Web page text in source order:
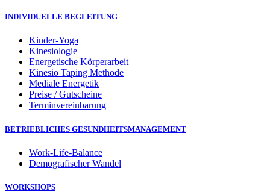
INDIVIDUELLE BEGLEITUNG
Kinder-Yoga
Kinesiologie
Energetische Körperarbeit
Kinesio Taping Methode
Mediale Energetik
Preise / Gutscheine
Terminvereinbarung
BETRIEBLICHES GESUNDHEITSMANAGEMENT
Work-Life-Balance
Demografischer Wandel
WORKSHOPS